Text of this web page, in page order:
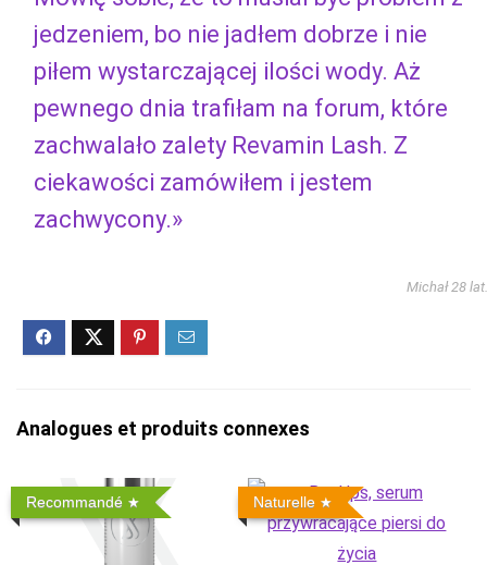
jedzeniem, bo nie jadłem dobrze i nie
piłem wystarczającej ilości wody. Aż
pewnego dnia trafiłam na forum, które
zachwalało zalety Revamin Lash. Z
ciekawości zamówiłem i jestem
zachwycony.»
Michał 28 lat.
Analogues et produits connexes
Recommandé Naturelle